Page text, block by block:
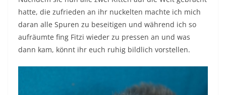
hatte, die zufrieden an ihr nuckelten machte ich mich
daran alle Spuren zu beseitigen und während ich so
aufräumte fing Fitzi wieder zu pressen an und was
dann kam, könnt ihr euch ruhig bildlich vorstellen.